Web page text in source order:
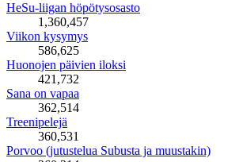
HeSu-liigan höpötysosasto
1,360,457
Viikon kysymys
586,625
Huonojen päivien iloksi
421,732
Sana on vapaa
362,514
Treenipelejä
360,531
Porvoo (jutustelua Subusta ja muustakin)